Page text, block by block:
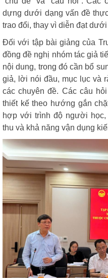
dựng dưới dạng vấn đề
trao đổi, thay vì diễn đạt
Đối với tập bài giảng của
đồng đề nghị nhóm tác giả
nội dung, trong đó cần bổ
giả, lời nói đầu, mục lục và
các chuyên đề. Các câu
thiết kế theo hướng gắn
hợp với trình độ người
thu và khả năng vận dụng